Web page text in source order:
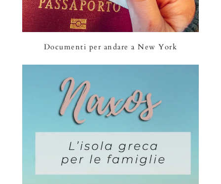
Documenti per andare a New York